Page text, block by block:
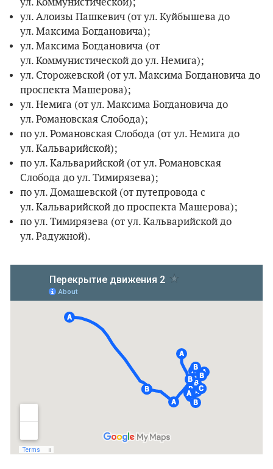
ул. Алоизы Пашкевич (от ул. Куйбышева до
ул. Максима Богдановича);
ул. Максима Богдановича (от
ул. Коммунистической до ул. Немига);
ул. Сторожевской (от ул. Максима Богдановича до
проспекта Машерова);
ул. Немига (от ул. Максима Богдановича до
ул. Романовская Слобода);
по ул. Романовская Слобода (от ул. Немига до
ул. Кальварийской);
по ул. Кальварийской (от ул. Романовская
Слобода до ул. Тимирязева);
по ул. Домашевской (от путепровода с
ул. Кальварийской до проспекта Машерова);
по ул. Тимирязева (от ул. Кальварийской до
ул. Радужной).